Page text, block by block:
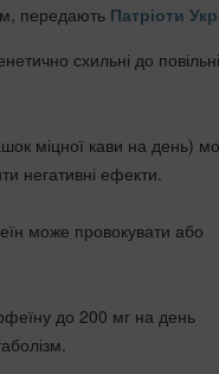
передають Патріоти
схильні до
міцної кави на день)
негативні ефекти.
може провокувати або
до 200 мг на день